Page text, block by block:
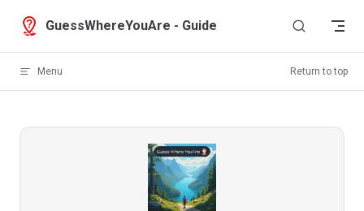
Skip to content
GuessWhereYouAre - Guide
Menu Return to top